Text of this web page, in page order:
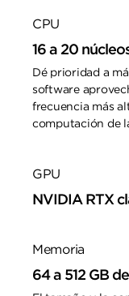
CPU
16 a 20
Dé prioridad a
software
frecuencia más
computación de
GPU
NVIDIA RTX
Memoria
64 a 512 GB